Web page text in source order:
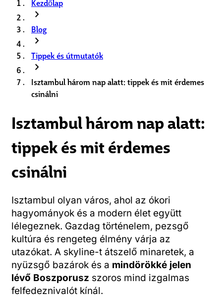
Kezdőlap
chevron_right
Blog
chevron_right
Tippek és útmutatók
chevron_right
Isztambul három nap alatt: tippek és mit érdemes
csinálni
Isztambul három nap alatt:
tippek és mit érdemes
csinálni
Isztambul olyan város, ahol az ókori
hagyományok és a modern élet együtt
lélegeznek. Gazdag történelem, pezsgő
kultúra és rengeteg élmény várja az
utazókat. A skyline-t átszelő minaretek, a
nyüzsgő bazárok és a mindörökké jelen
lévő Boszporusz szoros mind izgalmas
felfedeznivalót kínál.